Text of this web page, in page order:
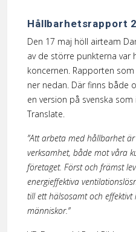
Hållbarhetsrapport
Den 17 maj höll airteam
av de större punkterna var
koncernen. Rapporten
ner nedan. Där finns både
en version på svenska
Translate.
”Att arbeta med hållbarhet
verksamhet, både mot våra
företaget. Först och främst
energieffektiva
till ett hälsosamt och
människor.”